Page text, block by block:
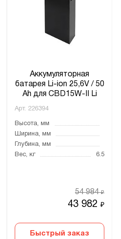
Аккумуляторная
батарея Li-ion 25,6V / 50
Ah для CBD15W-II Li
Арт. 226394
Высота, мм
Ширина, мм
Глубина, мм
Вес, кг
6.5
43 982₽
54 984₽
Быстрый заказ